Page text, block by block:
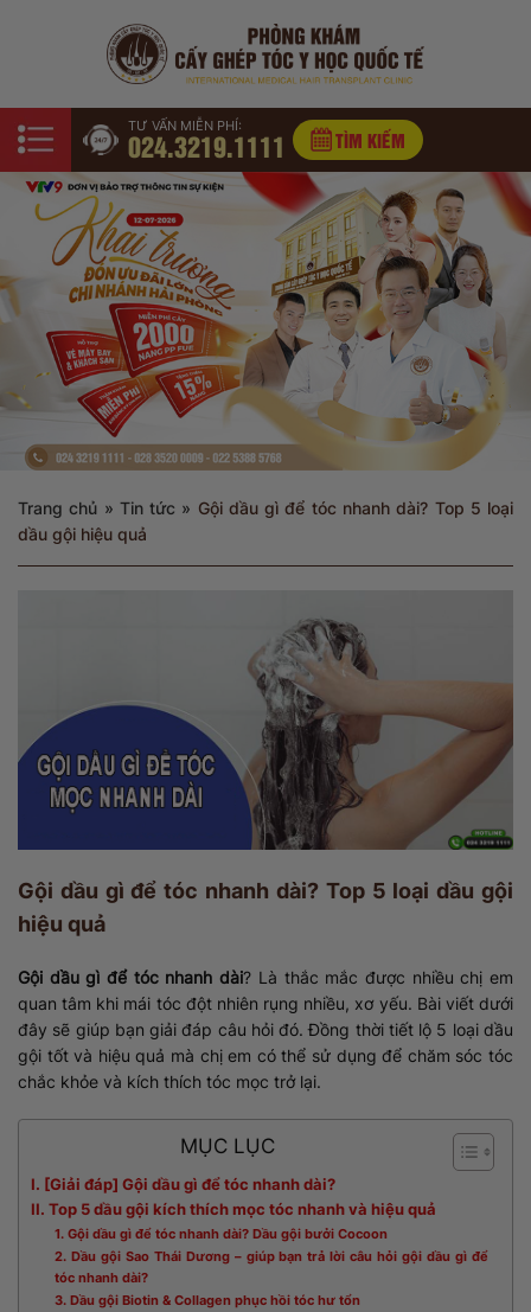
TƯ VẤN MIỄN PHÍ:
024.3219.1111 TÌM KIẾM
Trang chủ » Tin tức » Gội dầu gì để tóc nhanh dài? Top 5 loại
dầu gội hiệu quả
Gội dầu gì để tóc nhanh dài? Top 5 loại dầu gội
hiệu quả
Gội dầu gì để tóc nhanh dài? Là thắc mắc được nhiều chị em
quan tâm khi mái tóc đột nhiên rụng nhiều, xơ yếu. Bài viết dưới
đây sẽ giúp bạn giải đáp câu hỏi đó. Đồng thời tiết lộ 5 loại dầu
gội tốt và hiệu quả mà chị em có thể sử dụng để chăm sóc tóc
chắc khỏe và kích thích tóc mọc trở lại.
MỤC LỤC
I. [Giải đáp] Gội dầu gì để tóc nhanh dài?
II. Top 5 dầu gội kích thích mọc tóc nhanh và hiệu quả
1. Gội dầu gì để tóc nhanh dài? Dầu gội bưởi Cocoon
2. Dầu gội Sao Thái Dương – giúp bạn trả lời câu hỏi gội dầu gì để
tóc nhanh dài?
3. Dầu gội Biotin & Collagen phục hồi tóc hư tổn